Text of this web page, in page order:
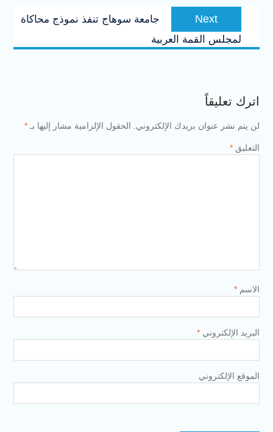
Next
Next
post:
جامعة سوهاج تنفذ نموذج محاكاة
لمجلس القمة العربية
اترك تعليقاً
لن يتم نشر عنوان بريدك الإلكتروني. الحقول الإلزامية مشار إليها بـ *
التعليق *
الاسم *
البريد الإلكتروني *
الموقع الإلكتروني